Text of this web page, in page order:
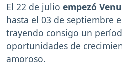
El 22 de julio empezó
hasta el 03 de septiembre
trayendo consigo un
oportunidades de
amoroso.